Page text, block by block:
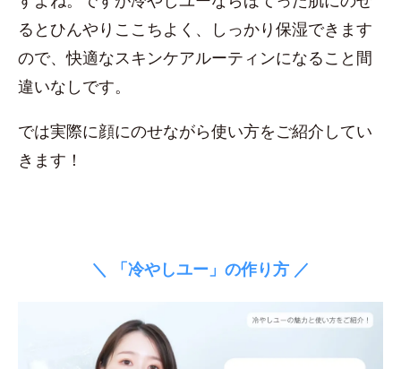
るとひんやりここちよく、しっかり保湿できます
ので、快適なスキンケアルーティンになること間
違いなしです。
では実際に顔にのせながら使い方をご紹介してい
きます！
＼ 「冷やしユー」の作り方 ／